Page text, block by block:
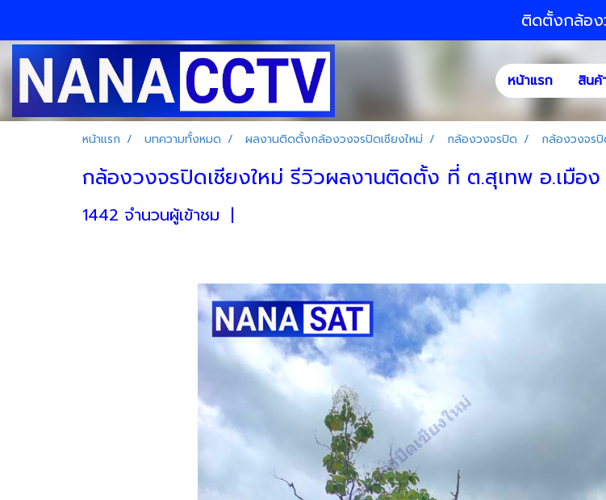
ติดตั้งกล้อ
หน้าแรก สินค้
หน้าแรก บทความทั้งหมด ผลงานติดตั้งกล้องวงจรปิดเชียงใหม่ กล้องวงจรปิด กล้องวงจร
กล้องวงจรปิดเชียงใหม่ รีวิวผลงานติดตั้ง ที่ ต.สุเทพ อ.เมือง
1442 จำนวนผู้เข้าชม |